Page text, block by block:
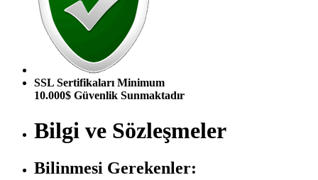
SSL Sertifikaları Minimum
10.000$ Güvenlik Sunmaktadır
Bilgi ve Sözleşmeler
Bilinmesi Gerekenler: